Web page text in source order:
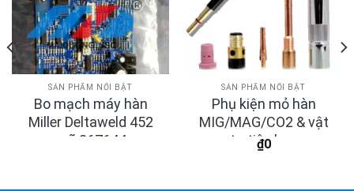
SẢN PHẨM NỔI BẬT
Bo mạch máy hàn
Miller Deltaweld 452
mã 267644
SẢN PHẨM NỔI BẬT
Phụ kiện mỏ hàn
MIG/MAG/CO2 & vật
tư tiêu hao
₫0